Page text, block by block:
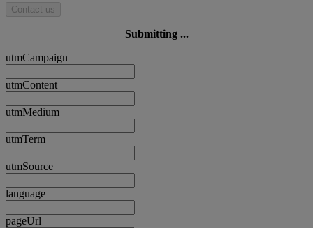
Contact us
Submitting ...
utmCampaign
utmContent
utmMedium
utmTerm
utmSource
language
pageUrl